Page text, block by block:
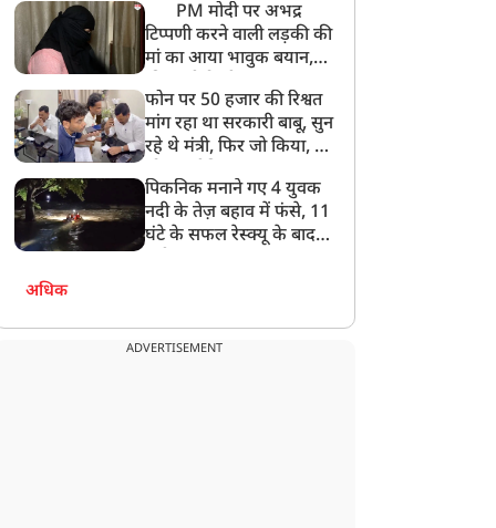
PM मोदी पर अभद्र
टिप्पणी करने वाली लड़की की
मां का आया भावुक बयान,
बेटी को गोद लें प्रधानमंत्री
फोन पर 50 हजार की रिश्वत
मांग रहा था सरकारी बाबू, सुन
रहे थे मंत्री, फिर जो किया, वो
पिकनिक मनाने गए 4 युवक
नदी के तेज़ बहाव में फंसे, 11
घंटे के सफल रेस्क्यू के बाद
अधिक
ADVERTISEMENT